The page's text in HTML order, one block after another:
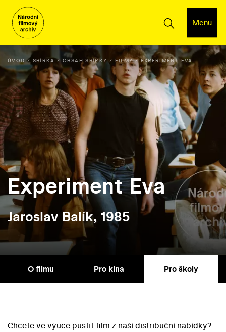
Menu
ÚVOD SBÍRKA OBSAH SBÍRKY FILMY EXPERIMENT EVA
Experiment Eva
Jaroslav Balík, 1985
O filmu Pro kina Pro školy
Chcete ve výuce pustit film z naší distribuční nabídky?